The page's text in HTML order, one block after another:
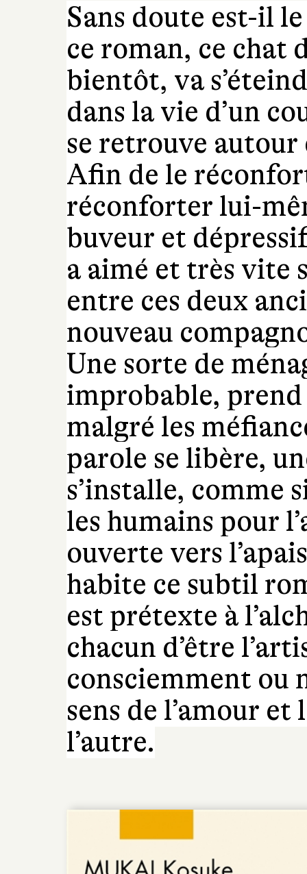
Sans doute est-il
ce roman, ce chat
bientôt, va
dans la vie d’un
se retrouve autour
Afin de le
réconforter lui-
buveur et
a aimé et très vite
entre ces deux
nouveau
Une sorte de
improbable,
malgré les
parole se libère,
s’installe, comme
les humains pour
ouverte vers
habite ce subtil
est prétexte à
chacun d’être
consciemment ou
sens de l’amour et
l’autre.